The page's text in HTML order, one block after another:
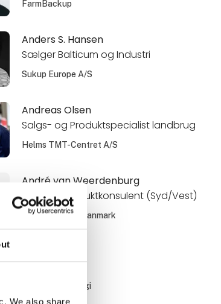
We also share
FarmBackup
Anders S. Hansen
Sælger Balticum og Industri
Sukup Europe A/S
Andreas Olsen
Salgs- og Produktspecialist landbrug
Helms TMT-Centret A/S
André van Weerdenburg
Avls- og Produktkonsulent (Syd/Vest)
BREEDnCARE Danmark
Adm. direktør
Rokkedahl Energi